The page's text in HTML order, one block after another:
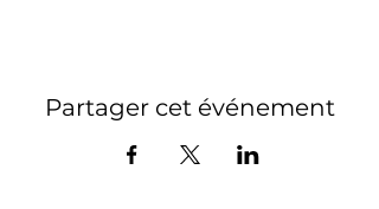
Partager cet événement